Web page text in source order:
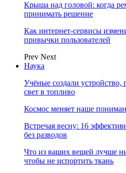
Крыша над головой: когда
принимать решение
Как интернет-сервисы
привычки пользователей
Prev Next
Наука
Учёные создали
свет в топливо
Космос меняет наше
Встречая весну: 16
без разводов
Что из ваших вещей лучше
чтобы не испортить ткань